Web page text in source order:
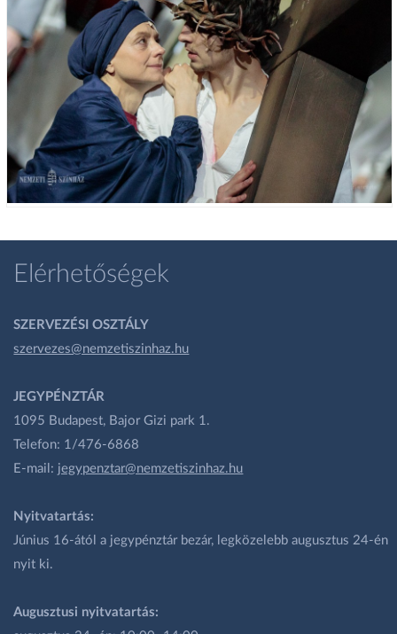
Elérhetőségek
SZERVEZÉSI OSZTÁLY
szervezes@nemzetiszinhaz.hu
JEGYPÉNZTÁR
1095 Budapest, Bajor Gizi park 1.
Telefon: 1/476-6868
E-mail: jegypenztar@nemzetiszinhaz.hu
Nyitvatartás:
Június 16-ától a jegypénztár bezár, legközelebb augusztus 24-én
nyit ki.
Augusztusi nyitvatartás: